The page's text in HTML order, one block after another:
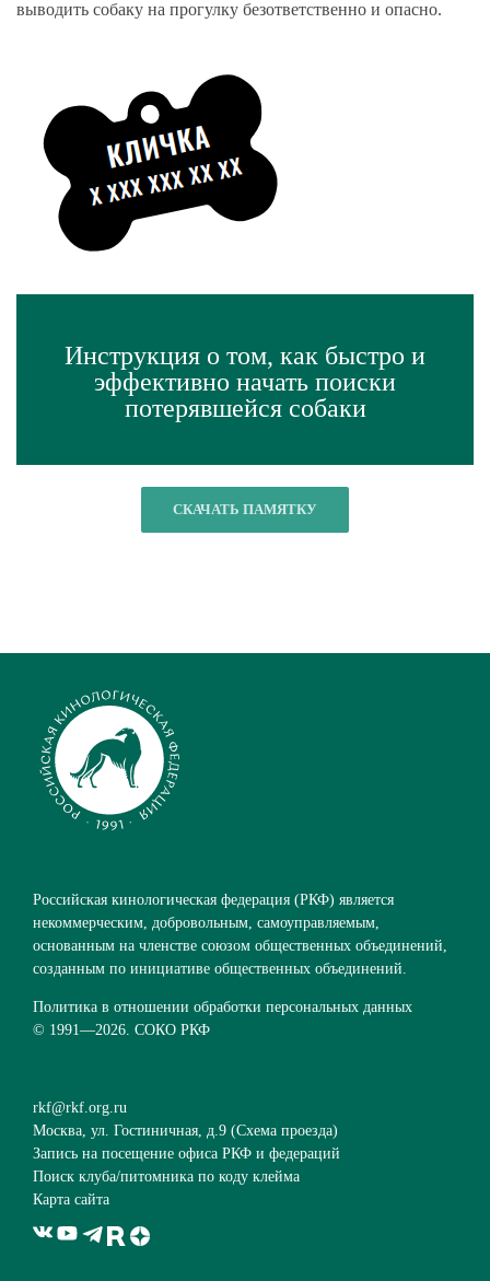
выводить собаку на прогулку безответственно и опасно.
Инструкция о том, как быстро и
эффективно начать поиски
потерявшейся собаки
СКАЧАТЬ ПАМЯТКУ
Российская кинологическая федерация (РКФ) является
некоммерческим, добровольным, самоуправляемым,
основанным на членстве союзом общественных объединений,
созданным по инициативе общественных объединений.
Политика в отношении обработки персональных данных
© 1991—2026. СОКО РКФ
rkf@rkf.org.ru
Москва, ул. Гостиничная, д.9 (Схема проезда)
Запись на посещение офиса РКФ и федераций
Поиск клуба/питомника по коду клейма
Карта сайта